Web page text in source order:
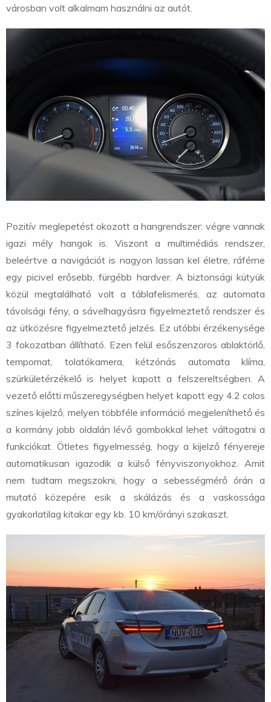
városban volt alkalmam használni az autót.
Pozitív meglepetést okozott a hangrendszer: végre vannak
igazi mély hangok is. Viszont a multimédiás rendszer,
beleértve a navigációt is nagyon lassan kel életre, ráférne
egy picivel erősebb, fürgébb hardver. A biztonsági kütyük
közül megtalálható volt a táblafelismerés, az automata
távolsági fény, a sávelhagyásra figyelmeztető rendszer és
az ütközésre figyelmeztető jelzés. Ez utóbbi érzékenysége
3 fokozatban állítható. Ezen felül esőszenzoros ablaktörlő,
tempomat, tolatókamera, kétzónás automata klíma,
szürkületérzékelő is helyet kapott a felszereltségben. A
vezető előtti műszeregységben helyet kapott egy 4.2 colos
színes kijelző, melyen többféle információ megjeleníthető és
a kormány jobb oldalán lévő gombokkal lehet váltogatni a
funkciókat. Ötletes figyelmesség, hogy a kijelző fényereje
automatikusan igazodik a külső fényviszonyokhoz. Amit
nem tudtam megszokni, hogy a sebességmérő órán a
mutató közepére esik a skálázás és a vaskossága
gyakorlatilag kitakar egy kb. 10 km/órányi szakaszt.